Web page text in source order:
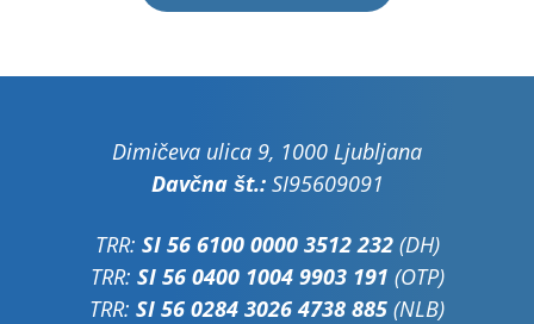
Dimičeva ulica 9, 1000 Ljubljana
Davčna št.:SI95609091
TRR: SI 56 6100 0000 3512 232(DH)
TRR: SI 56 0400 1004 9903 191 (OTP)
TRR: SI 56 0284 3026 4738 885 (NLB)